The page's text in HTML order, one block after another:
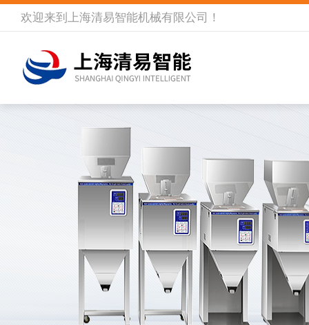
欢迎来到 上海清易智能机械有限公司 ！